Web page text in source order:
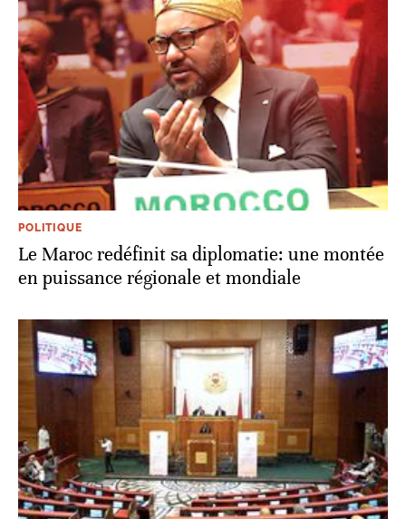
POLITIQUE
Le Maroc redéfinit sa diplomatie: une montée
en puissance régionale et mondiale